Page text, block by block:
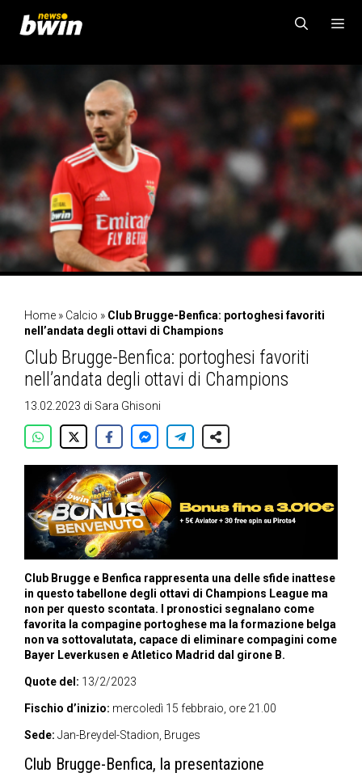
contenuto
Home » Calcio » Club Brugge-Benfica: portoghesi favoriti
nell’andata degli ottavi di Champions
Club Brugge-Benfica: portoghesi favoriti
nell’andata degli ottavi di Champions
13.02.2023 di Sara Ghisoni
Club Brugge e Benfica rappresenta una delle sfide inattese
in questo tabellone degli ottavi di Champions League ma
non per questo scontata. I pronostici segnalano come
favorita la compagine portoghese ma la formazione belga
non va sottovalutata, capace di eliminare compagini come
Bayer Leverkusen e Atletico Madrid dal girone B.
Quote del: 13/2/2023
Fischio d’inizio: mercoledì 15 febbraio, ore 21.00
Sede: Jan-Breydel-Stadion, Bruges
Club Brugge-Benfica, la presentazione